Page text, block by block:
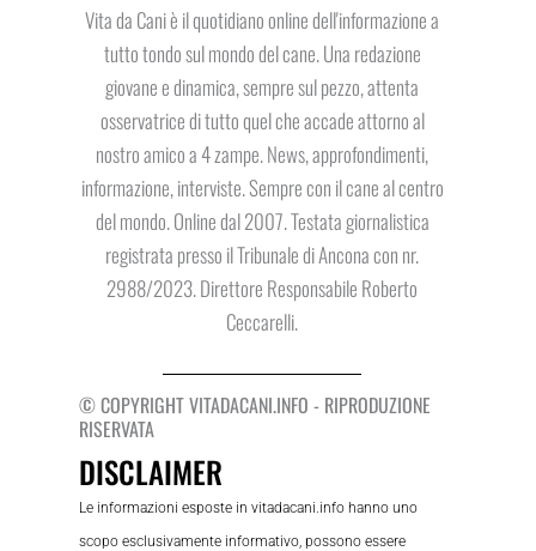
Vita da Cani è il quotidiano online dell'informazione a
tutto tondo sul mondo del cane. Una redazione
giovane e dinamica, sempre sul pezzo, attenta
osservatrice di tutto quel che accade attorno al
nostro amico a 4 zampe. News, approfondimenti,
informazione, interviste. Sempre con il cane al centro
del mondo. Online dal 2007. Testata giornalistica
registrata presso il Tribunale di Ancona con nr.
2988/2023. Direttore Responsabile Roberto
Ceccarelli.
© COPYRIGHT VITADACANI.INFO - RIPRODUZIONE
RISERVATA
DISCLAIMER
Le informazioni esposte in vitadacani.info hanno uno
scopo esclusivamente informativo, possono essere